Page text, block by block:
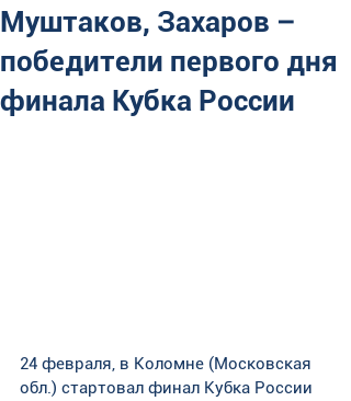
Муштаков, Захаров –
победители первого дня
финала Кубка России
24 февраля, в Коломне (Московская
обл.) стартовал финал Кубка России